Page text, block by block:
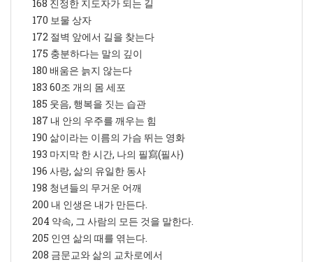
168 진정한 지도자가 되는 길
170 보물 상자
172 절벽 앞에서 길을 찾는다
175 충분하다는 말의 깊이
180 배움은 늙지 않는다
183 60조 개의 몸 세포
185 웃음, 행복을 짓는 습관
187 내 안의 우주를 깨우는 힘
190 삶이라는 이름의 가슴 뛰는 영화
193 마지막 한 시간, 나의 필寫(필사)
196 사랑, 삶의 유일한 동사
198 청년들의 무거운 어깨
200 내 인생은 내가 만든다.
204 약속, 그 사람의 모든 것을 말한다.
205 인연 삶의 때를 엮는다.
208 금문교와 삶의 교차로에서